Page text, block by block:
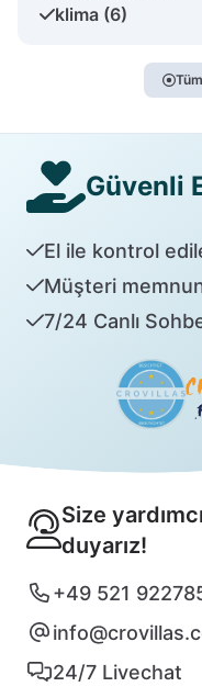
klima (6)
Güvenli
El ile kontrol
Müşteri
7/24 Canlı
Size
duyarız!
+49 521
24/7 Livechat